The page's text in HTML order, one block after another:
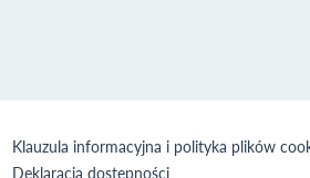
Klauzula informacyjna i polityka plików
Deklaracja dostępności